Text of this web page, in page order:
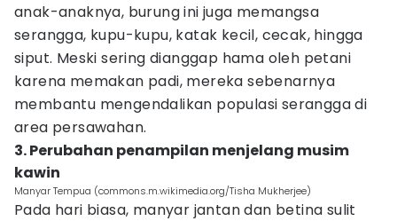
anak-anaknya, burung ini juga memangsa
serangga, kupu-kupu, katak kecil, cecak, hingga
siput. Meski sering dianggap hama oleh petani
karena memakan padi, mereka sebenarnya
membantu mengendalikan populasi serangga di
area persawahan.
3. Perubahan penampilan menjelang musim
kawin
Manyar Tempua (commons.m.wikimedia.org/Tisha Mukherjee)
Pada hari biasa, manyar jantan dan betina sulit